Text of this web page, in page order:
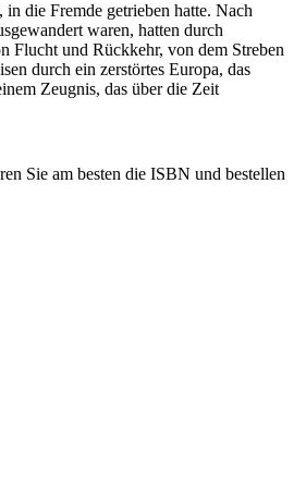
die Fremde getrieben hatte. Nach
waren, hatten durch
Flucht und Rückkehr, von dem Streben
durch ein zerstörtes Europa, das
Zeugnis, das über die Zeit
Sie am besten die ISBN und bestellen